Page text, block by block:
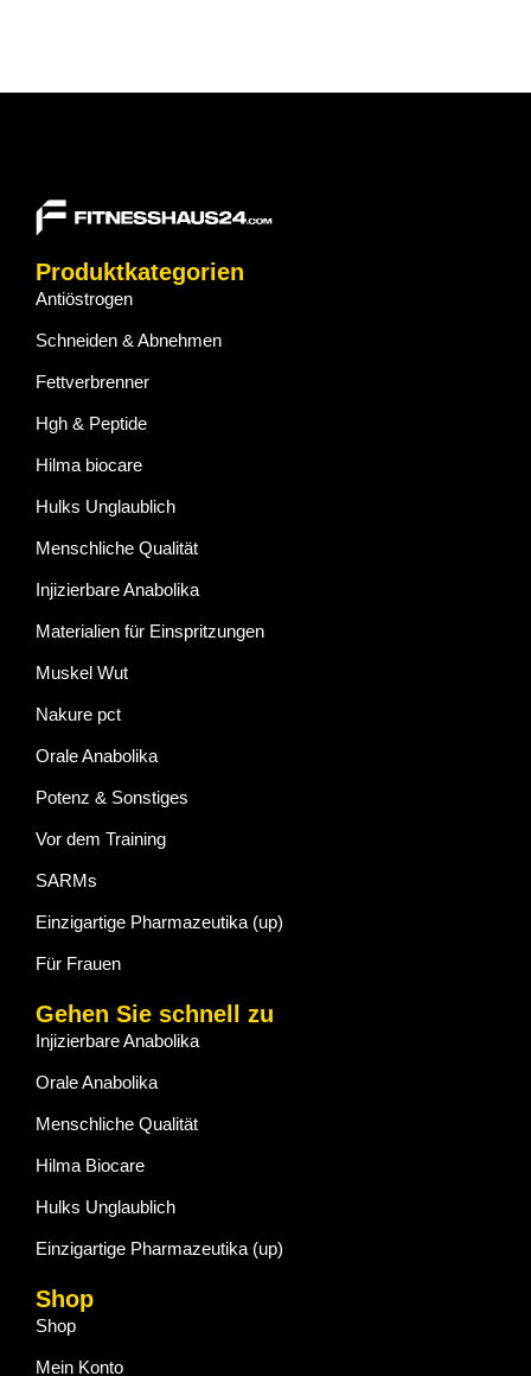
Produktkategorien
Antiöstrogen
Schneiden & Abnehmen
Fettverbrenner
Hgh & Peptide
Hilma biocare
Hulks Unglaublich
Menschliche Qualität
Injizierbare Anabolika
Materialien für Einspritzungen
Muskel Wut
Nakure pct
Orale Anabolika
Potenz & Sonstiges
Vor dem Training
SARMs
Einzigartige Pharmazeutika (up)
Für Frauen
Gehen Sie schnell zu
Injizierbare Anabolika
Orale Anabolika
Menschliche Qualität
Hilma Biocare
Hulks Unglaublich
Einzigartige Pharmazeutika (up)
Shop
Shop
Mein Konto